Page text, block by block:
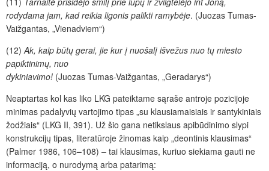
rodydama jam, kad reikia ligonis palikti ramybėje. (Juozas Tumas-
Vaižgantas, „Vienadviem“)
(12) Ak, kaip būtų gerai, jie kur į nuošalį išvežus nuo tų miesto
papiktinimų, nuo
dykiniavimo! (Juozas Tumas-Vaižgantas, „Geradarys“)
Neaptartas kol kas liko LKG pateiktame sąraše antroje pozicijoje
minimas padalyvių vartojimo tipas „su klausiamaisiais ir santykiniais
žodžiais“ (LKG II, 391). Už šio gana netikslaus apibūdinimo slypi
konstrukcijų tipas, literatūroje žinomas kaip „deontinis klausimas“
(Palmer 1986, 106–108) – tai klausimas, kuriuo siekiama gauti ne
informaciją, o nurodymą arba patarimą: